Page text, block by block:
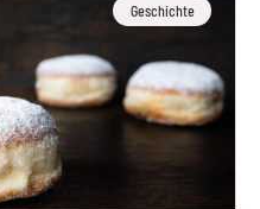
Geschichte